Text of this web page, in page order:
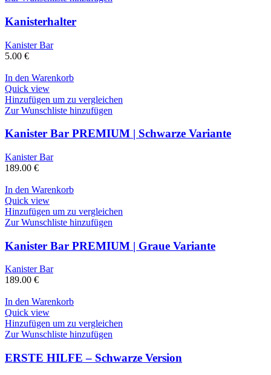
Kanisterhalter
Kanister Bar
5.00 €
In den Warenkorb
Quick view
Hinzufügen um zu vergleichen
Zur Wunschliste hinzufügen
Kanister Bar PREMIUM | Schwarze Variante
Kanister Bar
189.00 €
In den Warenkorb
Quick view
Hinzufügen um zu vergleichen
Zur Wunschliste hinzufügen
Kanister Bar PREMIUM | Graue Variante
Kanister Bar
189.00 €
In den Warenkorb
Quick view
Hinzufügen um zu vergleichen
Zur Wunschliste hinzufügen
ERSTE HILFE – Schwarze Version